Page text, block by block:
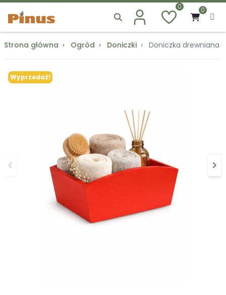
0 0
Strona główna Ogród Doniczki Doniczka drewniana
Wyprzedaż!
Poprzedni
keyboard_arrow_left keyboard_arrow_right